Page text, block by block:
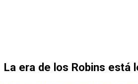
La era de los Robins está